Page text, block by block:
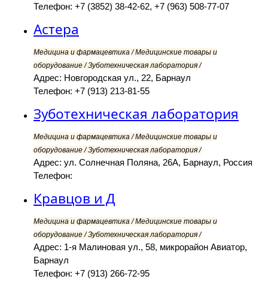
Телефон: +7 (3852) 38-42-62, +7 (963) 508-77-07
Астера
Медицина и фармацевтика / Медицинские товары и
оборудование / Зуботехническая лаборатория /
Адрес: Новгородская ул., 22, Барнаул
Телефон: +7 (913) 213-81-55
Зуботехническая лаборатория
Медицина и фармацевтика / Медицинские товары и
оборудование / Зуботехническая лаборатория /
Адрес: ул. Солнечная Поляна, 26А, Барнаул, Россия
Телефон:
Кравцов и Д
Медицина и фармацевтика / Медицинские товары и
оборудование / Зуботехническая лаборатория /
Адрес: 1-я Малиновая ул., 58, микрорайон Авиатор,
Барнаул
Телефон: +7 (913) 266-72-95